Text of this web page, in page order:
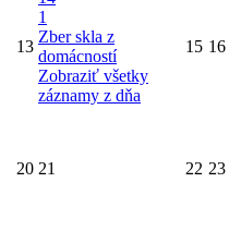
13
1
Zber skla z
domácností
Zobraziť všetky
záznamy z dňa
15 16
20 21 22 23